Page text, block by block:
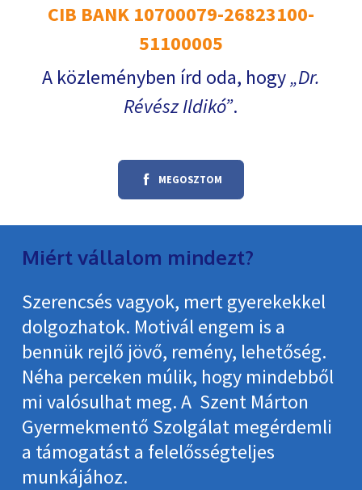
CIB BANK 10700079-26823100-
51100005
A közleményben írd oda, hogy Dr.
Révész Ildikó .
MEGOSZTOM
Miért vállalom mindezt?
Szerencsés vagyok, mert gyerekekkel
dolgozhatok. Motivál engem is a
bennük rejlő jövő, remény, lehetőség.
Néha perceken múlik, hogy mindebből
mi valósulhat meg. A Szent Márton
Gyermekmentő Szolgálat megérdemli
a támogatást a felelősségteljes
munkájához.